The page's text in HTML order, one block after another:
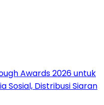
Awards 2026 untuk
Sosial, Distribusi Siaran